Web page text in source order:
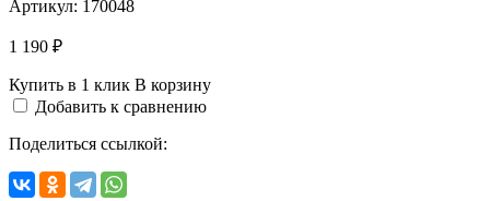
Артикул: 170048
1 190 ₽
Купить в 1 клик В корзину
Добавить к сравнению
Поделиться ссылкой: